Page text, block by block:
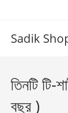
Sadik
তিনটি টি-
বছর )